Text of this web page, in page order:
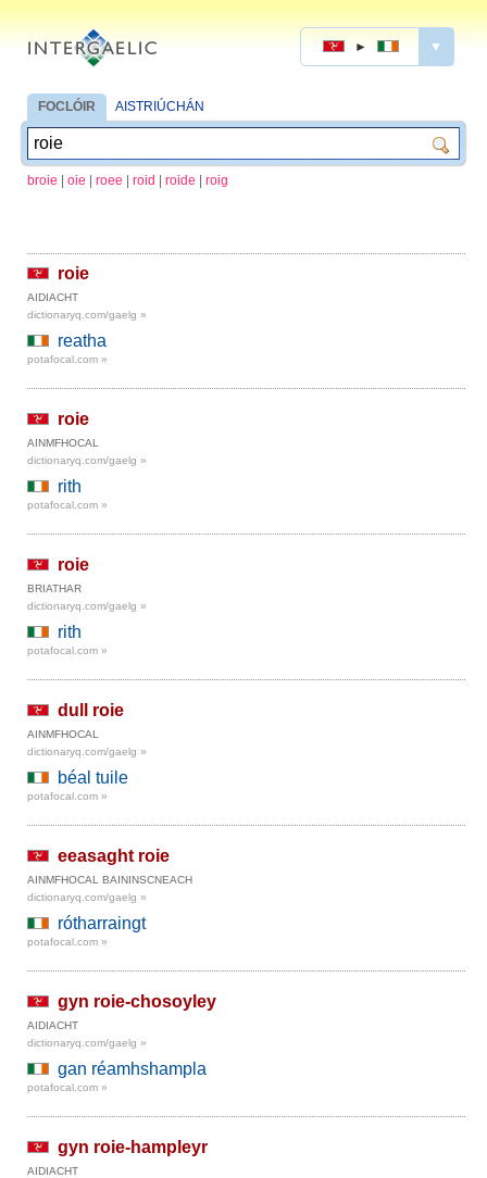
► ▼
FOCLÓIR AISTRIÚCHÁN
broie oie roee roid roide roig
roie
AIDIACHT
dictionaryq.com/gaelg »
reatha
potafocal.com »
roie
AINMFHOCAL
dictionaryq.com/gaelg »
rith
potafocal.com »
roie
BRIATHAR
dictionaryq.com/gaelg »
rith
potafocal.com »
dull roie
AINMFHOCAL
dictionaryq.com/gaelg »
béal tuile
potafocal.com »
eeasaght roie
AINMFHOCAL BAININSCNEACH
dictionaryq.com/gaelg »
rótharraingt
potafocal.com »
gyn roie-chosoyley
AIDIACHT
dictionaryq.com/gaelg »
gan réamhshampla
potafocal.com »
gyn roie-hampleyr
AIDIACHT